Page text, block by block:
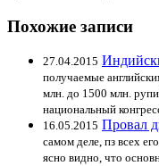
Похожие записи
27.04.2015
получаемые
млн. до 1500 млн.
национальный
16.05.2015 Провал
самом деле, пз всех
ясно видно, что